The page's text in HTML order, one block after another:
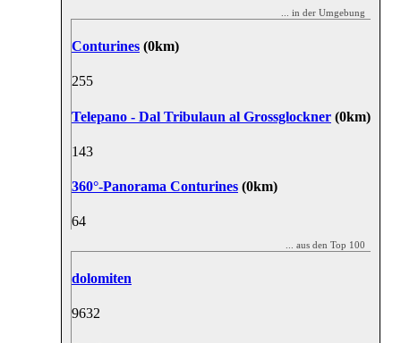
... in der Umgebung
Conturines (0km)
255
Telepano - Dal Tribulaun al Grossglockner (0km)
143
360°-Panorama Conturines (0km)
64
... aus den Top 100
dolomiten
9632